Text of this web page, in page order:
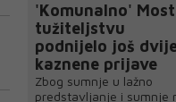
'Komunalno'
tužiteljstvu
podnijelo još
kaznene prijave
Zbog sumnje u lažno
predstavljanje i sumnje